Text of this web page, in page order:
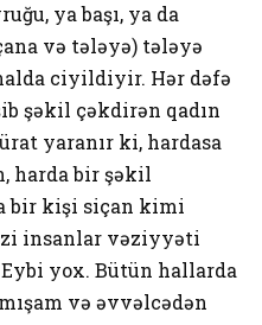
ya başı, ya da
və tələyə) tələyə
ciyildiyir. Hər dəfə
şəkil çəkdirən qadın
yaranır ki, hardasa
harda bir şəkil
bir kişi siçan kimi
insanlar vəziyyəti
yox. Bütün hallarda
və əvvəlcədən